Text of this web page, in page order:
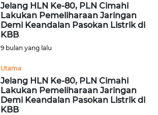
Jelang HLN Ke-80, PLN Cimahi
Lakukan Pemeliharaan Jaringan
Demi Keandalan Pasokan Listrik di
KBB
9 bulan yang lalu
Utama
Jelang HLN Ke-80, PLN Cimahi
Lakukan Pemeliharaan Jaringan
Demi Keandalan Pasokan Listrik di
KBB